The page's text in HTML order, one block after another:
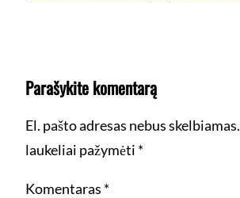
Parašykite komentarą
El. pašto adresas nebus skelbiamas.
laukeliai pažymėti *
Komentaras *